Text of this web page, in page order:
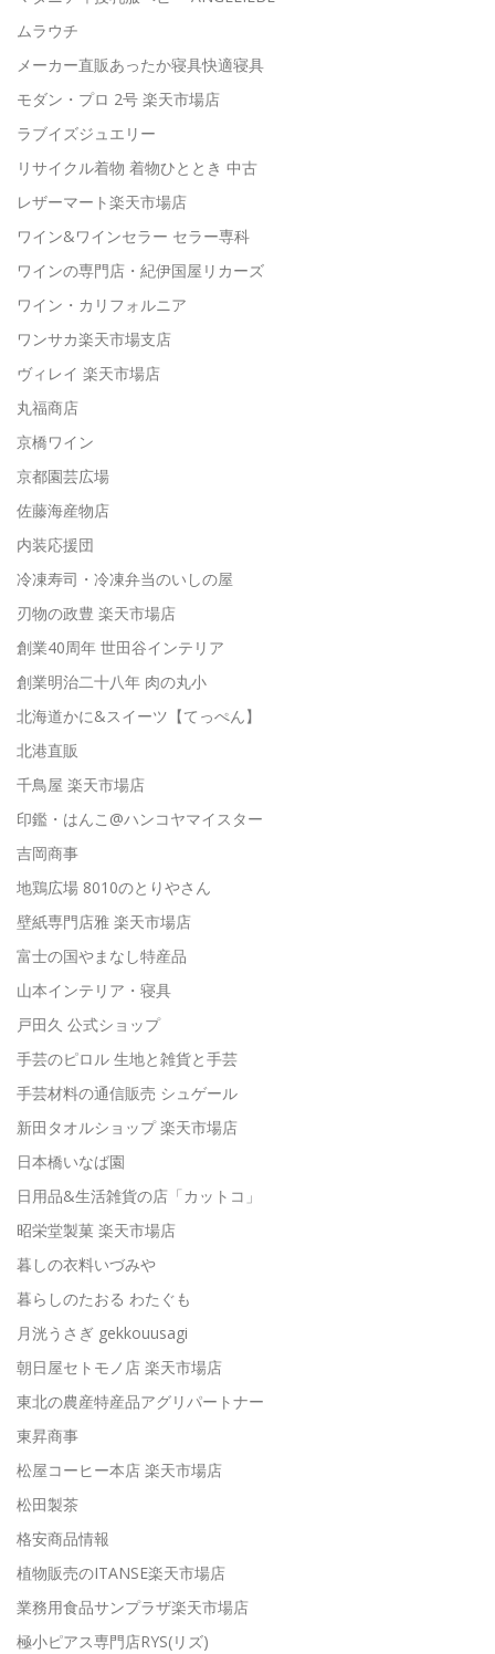
ムラウチ
メーカー直販あったか寝具快適寝具
モダン・プロ 2号 楽天市場店
ラブイズジュエリー
リサイクル着物 着物ひととき 中古
レザーマート楽天市場店
ワイン&ワインセラー セラー専科
ワインの専門店・紀伊国屋リカーズ
ワイン・カリフォルニア
ワンサカ楽天市場支店
ヴィレイ 楽天市場店
丸福商店
京橋ワイン
京都園芸広場
佐藤海産物店
内装応援団
冷凍寿司・冷凍弁当のいしの屋
刃物の政豊 楽天市場店
創業40周年 世田谷インテリア
創業明治二十八年 肉の丸小
北海道かに&スイーツ【てっぺん】
北港直販
千鳥屋 楽天市場店
印鑑・はんこ@ハンコヤマイスター
吉岡商事
地鶏広場 8010のとりやさん
壁紙専門店雅 楽天市場店
富士の国やまなし特産品
山本インテリア・寝具
戸田久 公式ショップ
手芸のピロル 生地と雑貨と手芸
手芸材料の通信販売 シュゲール
新田タオルショップ 楽天市場店
日本橋いなば園
日用品&生活雑貨の店「カットコ」
昭栄堂製菓 楽天市場店
暮しの衣料いづみや
暮らしのたおる わたぐも
月洸うさぎ gekkouusagi
朝日屋セトモノ店 楽天市場店
東北の農産特産品アグリパートナー
東昇商事
松屋コーヒー本店 楽天市場店
松田製茶
格安商品情報
植物販売のITANSE楽天市場店
業務用食品サンプラザ楽天市場店
極小ピアス専門店RYS(リズ)